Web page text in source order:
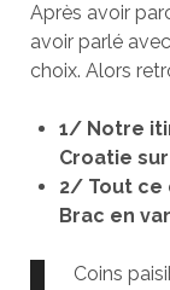
Après avoir
avoir parlé
choix. Alors
1/ Notre
Croatie sur
2/ Tout ce
Brac en
Coins